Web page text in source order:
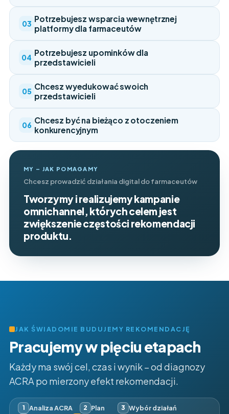
03 Potrzebujesz wsparcia wewnętrznej
platformy dla farmaceutów
04 Potrzebujesz upominków dla
przedstawicieli
05 Chcesz wyedukować swoich
przedstawicieli
06 Chcesz być na bieżąco z otoczeniem
konkurencyjnym
MY – JAK POMAGAMY
Chcesz prowadzić działania digital do farmaceutów
Tworzymy i realizujemy kampanie
omnichannel, których celem jest
zwiększenie częstości rekomendacji
produktu.
JAK ŚWIADOMIE BUDUJEMY REKOMENDACJĘ
Pracujemy w pięciu etapach
Każdy ma swój cel, czas i wynik – od diagnozy
ACRA po mierzony efekt rekomendacji.
1 Analiza ACRA 2 Plan 3 Wybór działań